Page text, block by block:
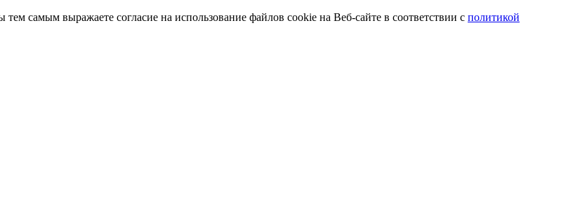
самым выражаете согласие на использование файлов cookie на Веб-сайте в соответствии с политикой